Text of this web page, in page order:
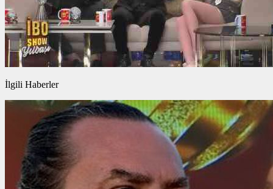
İlgili Haberler